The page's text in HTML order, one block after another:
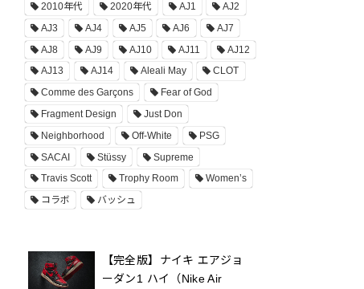
2010年代
2020年代 AJ1
AJ2
AJ3
AJ4 AJ5 AJ6
AJ7
AJ8
AJ9 AJ10 AJ11
AJ12
AJ13
AJ14 Aleali May
CLOT
Comme des Garçons
Fear of God
Fragment Design
Just Don
Neighborhood
Off-White
PSG
SACAI
Stüssy
Supreme
Travis Scott
Trophy Room
Women’s
コラボ
バッシュ
【完全版】ナイキ エアジョ
ーダン1 ハイ（Nike Air